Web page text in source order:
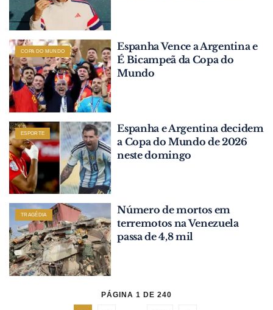
COPA DO MUNDO
Espanha Vence a Argentina e
É Bicampeã da Copa do
Mundo
ESPORTE
Espanha e Argentina decidem
a Copa do Mundo de 2026
neste domingo
TRAGÉDIA
Número de mortos em
terremotos na Venezuela
passa de 4,8 mil
PÁGINA 1 DE 240